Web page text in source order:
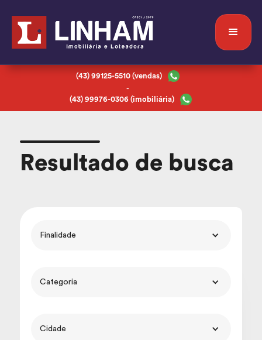
(43) 99125-5510 (vendas)
-
(43) 99976-0306 (imobiliária)
Resultado de busca
Finalidade
Categoria
Cidade